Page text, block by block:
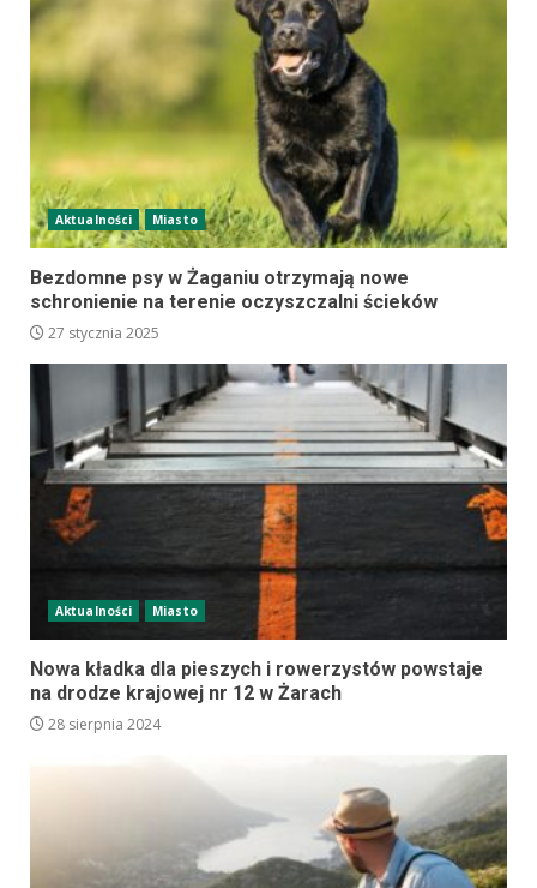
Aktualności Miasto
Bezdomne psy w Żaganiu otrzymają nowe
schronienie na terenie oczyszczalni ścieków
27 stycznia 2025
Aktualności Miasto
Nowa kładka dla pieszych i rowerzystów powstaje
na drodze krajowej nr 12 w Żarach
28 sierpnia 2024